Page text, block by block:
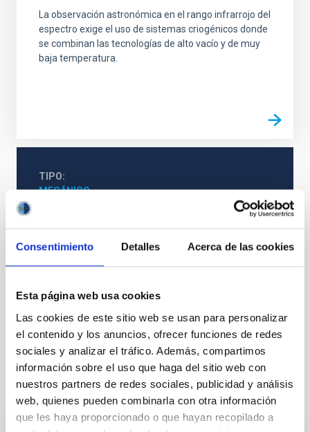
Consentimiento Detalles Acerca de las cookies
Esta página web usa cookies
Las cookies de este sitio web se usan para personalizar
el contenido y los anuncios, ofrecer funciones de redes
sociales y analizar el tráfico. Además, compartimos
información sobre el uso que haga del sitio web con
nuestros partners de redes sociales, publicidad y análisis
web, quienes pueden combinarla con otra información
que les haya proporcionado o que hayan recopilado a
La observación astronómica en el rango infrarrojo del
espectro exige el uso de sistemas criogénicos donde
se combinan las tecnologías de alto vacío y de muy
baja temperatura.
TIPO
MECÁNICO
Te puede interesar